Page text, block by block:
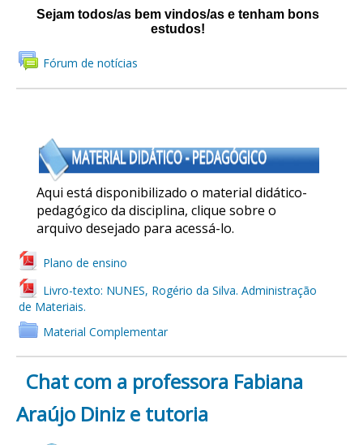
Sejam todos/as bem vindos/as e tenham bons
estudos!
Fórum de notícias
Aqui está disponibilizado o material didático-
pedagógico da disciplina, clique sobre o
arquivo desejado para acessá-lo.
Plano de ensino
Livro-texto: NUNES, Rogério da Silva. Administração
de Materiais.
Material Complementar
Chat com a professora Fabiana
Araújo Diniz e tutoria